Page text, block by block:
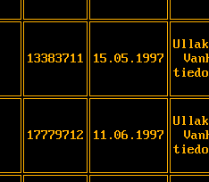
13383711 15.05.1997
17779712 11.06.1997